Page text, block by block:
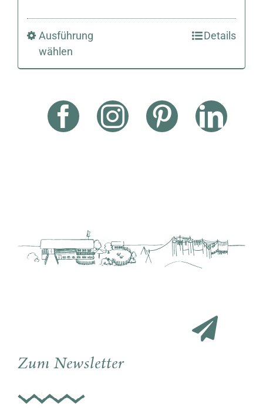
Ausführung
wählen
Details
Zum Newsletter